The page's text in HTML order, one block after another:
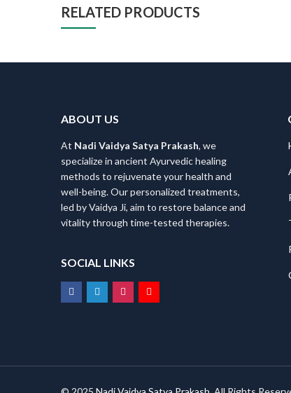
RELATED PRODUCTS
ABOUT US
At Nadi Vaidya Satya Prakash, we
specialize in ancient Ayurvedic healing
methods to rejuvenate your health and
well-being. Our personalized treatments,
led by Vaidya Ji, aim to restore balance and
vitality through time-tested therapies.
SOCIAL LINKS